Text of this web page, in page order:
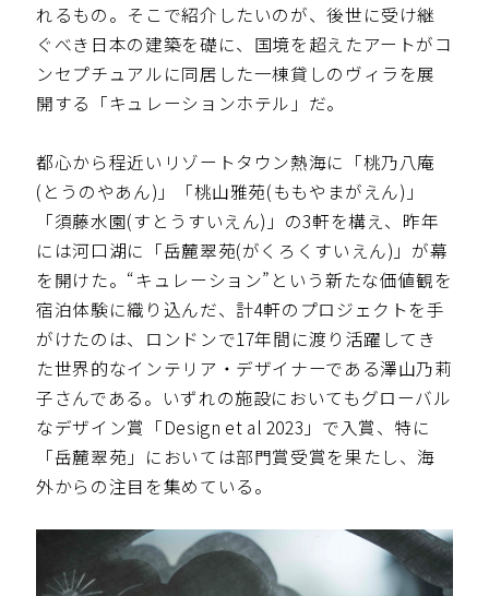
れるもの。そこで紹介したいのが、後世に受け継
ぐべき日本の建築を礎に、国境を超えたアートがコ
ンセプチュアルに同居した一棟貸しのヴィラを展
開する「キュレーションホテル」だ。
都心から程近いリゾートタウン熱海に「桃乃八庵
(とうのやあん)」「桃山雅苑(ももやまがえん)」
「須藤水園(すとうすいえん)」の3軒を構え、昨年
には河口湖に「岳麓翠苑(がくろくすいえん)」が幕
を開けた。“キュレーション”という新たな価値観を
宿泊体験に織り込んだ、計4軒のプロジェクトを手
がけたのは、ロンドンで17年間に渡り活躍してき
た世界的なインテリア・デザイナーである澤山乃莉
子さんである。いずれの施設においてもグローバル
なデザイン賞「Design et al 2023」で入賞、特に
「岳麓翠苑」においては部門賞受賞を果たし、海
外からの注目を集めている。